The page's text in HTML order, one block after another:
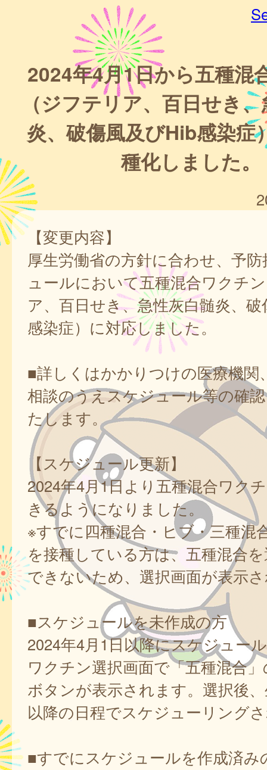
2024年4月1日から五種混
（ジフテリア、百日せき
炎、破傷風及びHib感染症
種化しました。
【変更内容】
厚生労働省の方針に合わせ、予
ュールにおいて五種混合ワクチ
ア、百日せき、急性灰白髄炎、
感染症）に対応しました。
■詳しくはかかりつけの医療機関
相談のうえスケジュール等の確
たします。
【スケジュール更新】
2024年4月1日より五種混合ワク
きるようになりました。
※すでに四種混合・ヒブ・三種混
を接種している方は、五種混合
できないため、選択画面が表示
■スケジュールを未作成の方
2024年4月1日以降にスケジュー
ワクチン選択画面で「五種混合
ボタンが表示されます。選択後
以降の日程でスケジューリング
■すでにスケジュールを作成済み